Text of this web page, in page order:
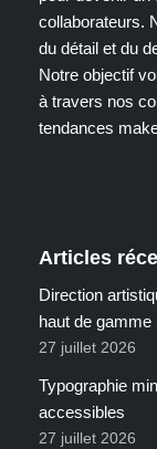
collaborateurs.
du détail et du
Notre objectif
à travers nos
tendances
Articles
Direction
haut de gamme
27 juillet 2026
Typographie
accessibles
27 juillet 2026